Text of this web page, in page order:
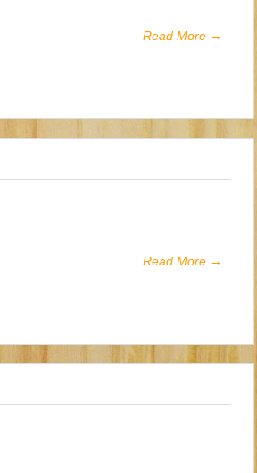
Read More →
Read More →